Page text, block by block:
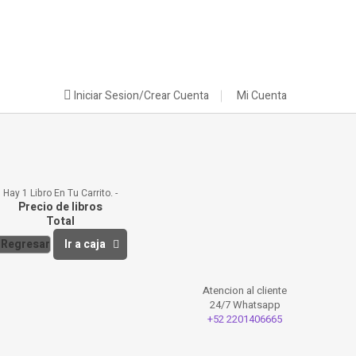
Mi Cuenta
Iniciar Sesion/Crear Cuenta
Hay 1 Libro En Tu Carrito.
Precio de libros
Total
Regresar
Ir a caja
Atencion al cliente
24/7 Whatsapp
+52 2201406665